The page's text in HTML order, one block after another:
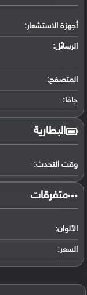
أجهزة الاستشعار:
الرسائل:
المتصفح:
جافا:
البطارية
وقت التحدث:
‏متفرقات‏
الألوان:
السعر: